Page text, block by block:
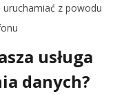
uruchamiać z powodu
usługa
danych?